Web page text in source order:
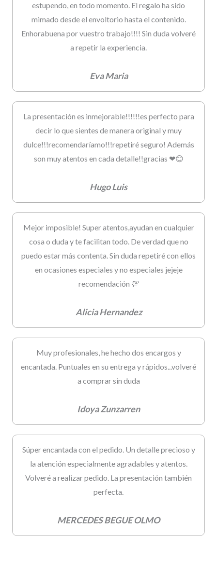
estupendo, en todo momento. El regalo ha sido
mimado desde el envoltorio hasta el contenido.
Enhorabuena por vuestro trabajo!!!! Sin duda volveré
a repetir la experiencia.
Eva Maria
La presentación es inmejorable!!!!!!es perfecto para
decir lo que sientes de manera original y muy
dulce!!!recomendaríamo!!!repetiré seguro! Además
son muy atentos en cada detalle!!gracias ❤😊
Hugo Luis
Mejor imposible! Super atentos,ayudan en cualquier
cosa o duda y te facilitan todo. De verdad que no
puedo estar más contenta. Sin duda repetiré con ellos
en ocasiones especiales y no especiales jejeje
recomendación 💯
Alicia Hernandez
Muy profesionales, he hecho dos encargos y
encantada. Puntuales en su entrega y rápidos...volveré
a comprar sin duda
Idoya Zunzarren
Súper encantada con el pedido. Un detalle precioso y
la atención especialmente agradables y atentos.
Volveré a realizar pedido. La presentación también
perfecta.
MERCEDES BEGUE OLMO